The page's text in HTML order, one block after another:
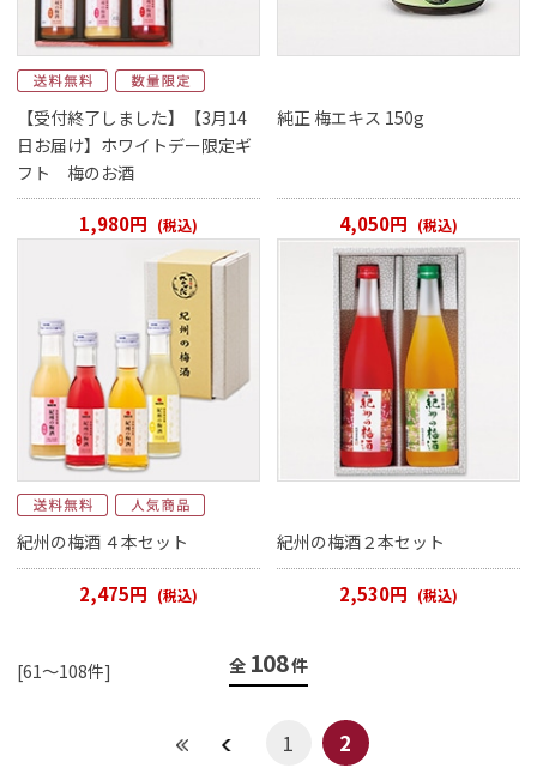
【受付終了しました】【3月14
日お届け】ホワイトデー限定ギ
フト 梅のお酒
1,980円 (税込)
純正 梅エキス 150g
4,050円 (税込)
紀州の梅酒 ４本セット
2,475円 (税込)
紀州の梅酒２本セット
2,530円 (税込)
[61～108件] 全 108件
1 2